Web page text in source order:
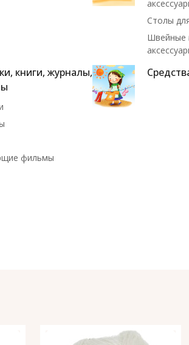
Столы
Швейные
книги, журналы,
фильмы